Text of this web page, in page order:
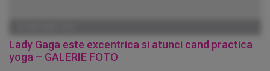
Lady Gaga este excentrica si atunci cand practica
yoga – GALERIE FOTO